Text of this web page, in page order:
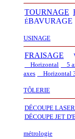
TOURNAGE
ÉBAVURAGE
USINAGE
FRAISAGE
Horizontal
5
axes
Horizontal
TÔLERIE
DÉCOUPE LASER
DÉCOUPE JET
métrologie